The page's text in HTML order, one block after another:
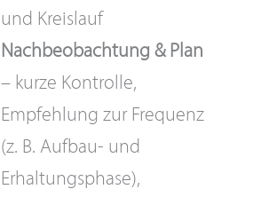
und Kreislauf
Nachbeobachtung & Plan
– kurze Kontrolle,
Empfehlung zur Frequenz
(z. B. Aufbau- und
Erhaltungsphase),